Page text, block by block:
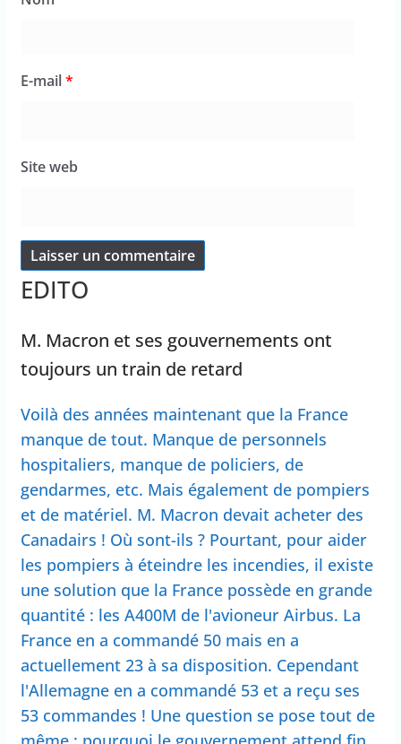
E-mail*
Site web
EDITO
M. Macron et ses gouvernements ont
toujours un train de retard
Voilà des années maintenant que la France
manque de tout. Manque de personnels
hospitaliers, manque de policiers, de
gendarmes, etc. Mais également de pompiers
et de matériel. M. Macron devait acheter des
Canadairs ! Où sont-ils ? Pourtant, pour aider
les pompiers à éteindre les incendies, il existe
une solution que la France possède en grande
quantité : les A400M de l'avioneur Airbus. La
France en a commandé 50 mais en a
actuellement 23 à sa disposition. Cependant
l'Allemagne en a commandé 53 et a reçu ses
53 commandes ! Une question se pose tout de